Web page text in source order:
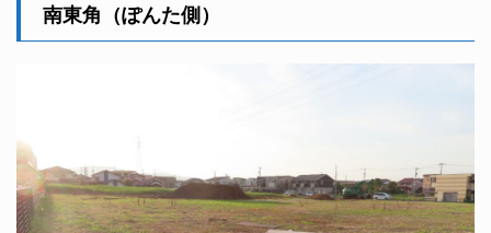
南東角（ぽんた側）